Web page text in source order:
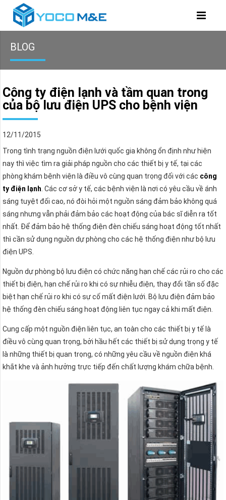
BLOG
Công ty điện lạnh và tầm quan trong
của bộ lưu điện UPS cho bệnh viện
12/11/2015
Trong tình trạng nguồn điện lưới quốc gia không ổn định như hiện
nay thì việc tìm ra giải pháp nguồn cho các thiết bị y tế, tại các
phòng khám bệnh viện là điều vô cùng quan trọng đối với các công
ty điện lạnh . Các cơ sở y tế, các bệnh viện là nơi có yêu cầu về ánh
sáng tuyệt đối cao, nó đòi hỏi một nguồn sáng đảm bảo không quá
sáng nhưng vẫn phải đảm bảo các hoạt động của bác sĩ diễn ra tốt
nhất. Để đảm bảo hệ thống điện đèn chiếu sáng hoạt động tốt nhất
thì cần sử dụng nguồn dự phòng cho các hệ thống điện như bộ lưu
điện UPS.
Nguồn dự phòng bộ lưu điện có chức năng hạn chế các rủi ro cho các
thiết bị điện, hạn chế rủi ro khi có sự nhiễu điện, thay đổi tần số đặc
biệt hạn chế rủi ro khi có sự cố mất điện lưới. Bộ lưu điện đảm bảo
hệ thống đèn chiếu sáng hoạt động liên tục ngay cả khi mất điện.
Cung cấp một nguồn điện liên tục, an toàn cho các thiết bị y tế là
điều vô cùng quan trọng, bởi hầu hết các thiết bị sử dụng trọng y tế
là những thiết bị quan trọng, có những yêu cầu về nguồn điện khá
khắt khe và ảnh hưởng trực tiếp đến chất lượng khám chữa bệnh.